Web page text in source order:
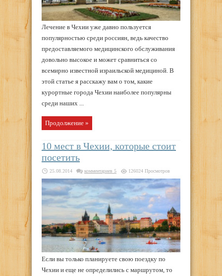
Лечение в Чехии уже давно пользуется
популярностью среди россиян, ведь качество
предоставляемого медицинского обслуживания
довольно высокое и может сравниться со
всемирно известной израильской медициной. В
этой статье я расскажу вам о том, какие
курортные города Чехии наиболее популярны
среди наших ...
Продолжение »
10 мест в Чехии, которые стоит
посетить
25.08.2014 комментариев 5 126024 Просмотров
Если вы только планируете свою поездку по
Чехии и еще не определились с маршрутом, то